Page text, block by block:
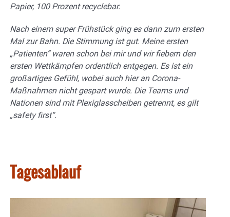
Papier, 100 Prozent recyclebar.
Nach einem super Frühstück ging es dann zum ersten
Mal zur Bahn. Die Stimmung ist gut. Meine ersten
„Patienten“ waren schon bei mir und wir fiebern den
ersten Wettkämpfen ordentlich entgegen. Es ist ein
großartiges Gefühl, wobei auch hier an Corona-
Maßnahmen nicht gespart wurde. Die Teams und
Nationen sind mit Plexiglasscheiben getrennt, es gilt
„safety first“.
Tagesablauf